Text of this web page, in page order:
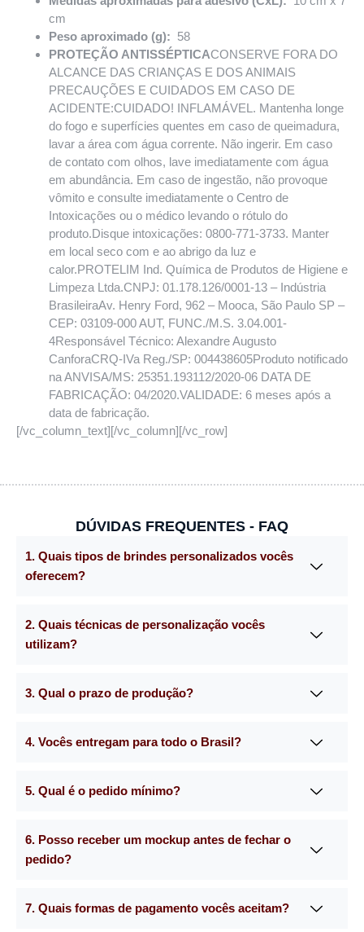
cm
Peso aproximado (g): 58
PROTEÇÃO ANTISSÉPTICACONSERVE FORA DO
ALCANCE DAS CRIANÇAS E DOS ANIMAIS
PRECAUÇÕES E CUIDADOS EM CASO DE
ACIDENTE:CUIDADO! INFLAMÁVEL. Mantenha longe
do fogo e superfícies quentes em caso de queimadura,
lavar a área com água corrente. Não ingerir. Em caso
de contato com olhos, lave imediatamente com água
em abundância. Em caso de ingestão, não provoque
vômito e consulte imediatamente o Centro de
Intoxicações ou o médico levando o rótulo do
produto.Disque intoxicações: 0800-771-3733. Manter
em local seco com e ao abrigo da luz e
calor.PROTELIM Ind. Química de Produtos de Higiene e
Limpeza Ltda.CNPJ: 01.178.126/0001-13 – Indústria
BrasileiraAv. Henry Ford, 962 – Mooca, São Paulo SP –
CEP: 03109-000 AUT, FUNC./M.S. 3.04.001-
4Responsável Técnico: Alexandre Augusto
CanforaCRQ-IVa Reg./SP: 004438605Produto notificado
na ANVISA/MS: 25351.193112/2020-06 DATA DE
FABRICAÇÃO: 04/2020.VALIDADE: 6 meses após a
data de fabricação.
[/vc_column_text][/vc_column][/vc_row]
DÚVIDAS FREQUENTES - FAQ
1. Quais tipos de brindes personalizados vocês
oferecem?
2. Quais técnicas de personalização vocês
utilizam?
3. Qual o prazo de produção?
4. Vocês entregam para todo o Brasil?
5. Qual é o pedido mínimo?
6. Posso receber um mockup antes de fechar o
pedido?
7. Quais formas de pagamento vocês aceitam?